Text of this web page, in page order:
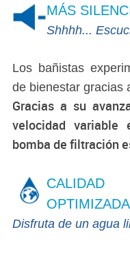
MÁS
Shhhh...
Los bañistas
de bienestar gracias
Gracias a su
velocidad variable
bomba de filtración
OPTIMIZADA
Disfruta de un agua